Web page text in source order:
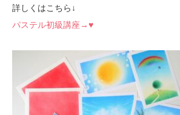
詳しくはこちら↓
パステル初級講座→♥